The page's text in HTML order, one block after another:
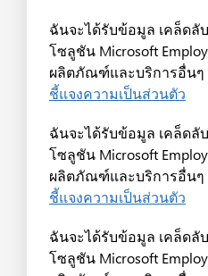
ฉันจะได้รับข้อมูล เคล็ดลั
โซลูชัน Microsoft
ผลิตภัณฑ์และบริการอื่นๆ
ชี้แจงความเป็นส่วนตัว
ฉันจะได้รับข้อมูล เคล็ดลั
โซลูชัน Microsoft
ผลิตภัณฑ์และบริการอื่นๆ
ชี้แจงความเป็นส่วนตัว
ฉันจะได้รับข้อมูล เคล็ดลั
โซลูชัน Microsoft